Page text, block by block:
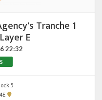
Tranche 1
E
22:32
5
Pokaż